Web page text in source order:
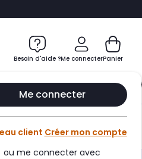
chatbot
Besoin d'aide ?Me connecter
Me connecter
client Créer mon compte
ou me connecter avec
Panier
Club Infinity
au panier